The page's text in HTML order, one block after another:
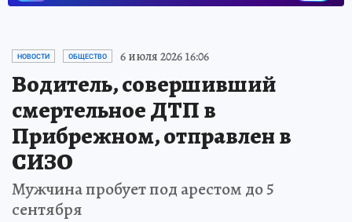
НОВОСТИ ОБЩЕСТВО 6 июля 2026 16:06
Водитель, совершивший
смертельное ДТП в
Прибрежном, отправлен в
СИЗО
Мужчина пробует под арестом до 5
сентября